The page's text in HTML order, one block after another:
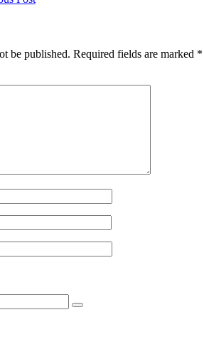
be published. Required fields are marked *